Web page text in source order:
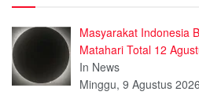
Masyarakat Indonesia
Matahari Total 12
In News
Minggu, 9 Agustus 2026